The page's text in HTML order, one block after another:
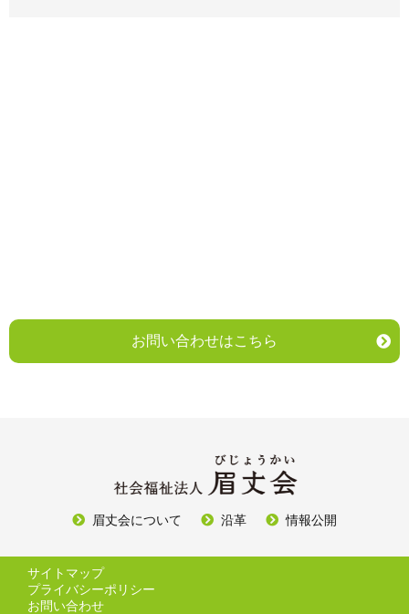
お問い合わせはこちら
眉丈会について 沿革 情報公開
サイトマップ
プライバシーポリシー
お問い合わせ